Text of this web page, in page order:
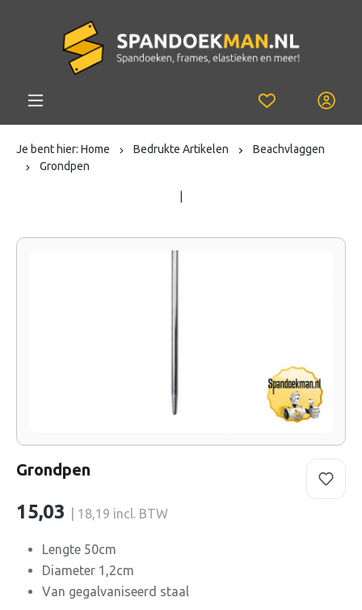
Je bent hier: Home Bedrukte Artikelen
Beachvlaggen
Grondpen
Grondpen
15,03 | 18,19 incl. BTW
Lengte 50cm
Diameter 1,2cm
Van gegalvaniseerd staal